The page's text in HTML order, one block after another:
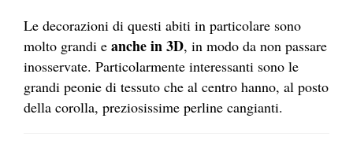
Le decorazioni di questi abiti in particolare sono
molto grandi e anche in 3D, in modo da non passare
inosservate. Particolarmente interessanti sono le
grandi peonie di tessuto che al centro hanno, al posto
della corolla, preziosissime perline cangianti.